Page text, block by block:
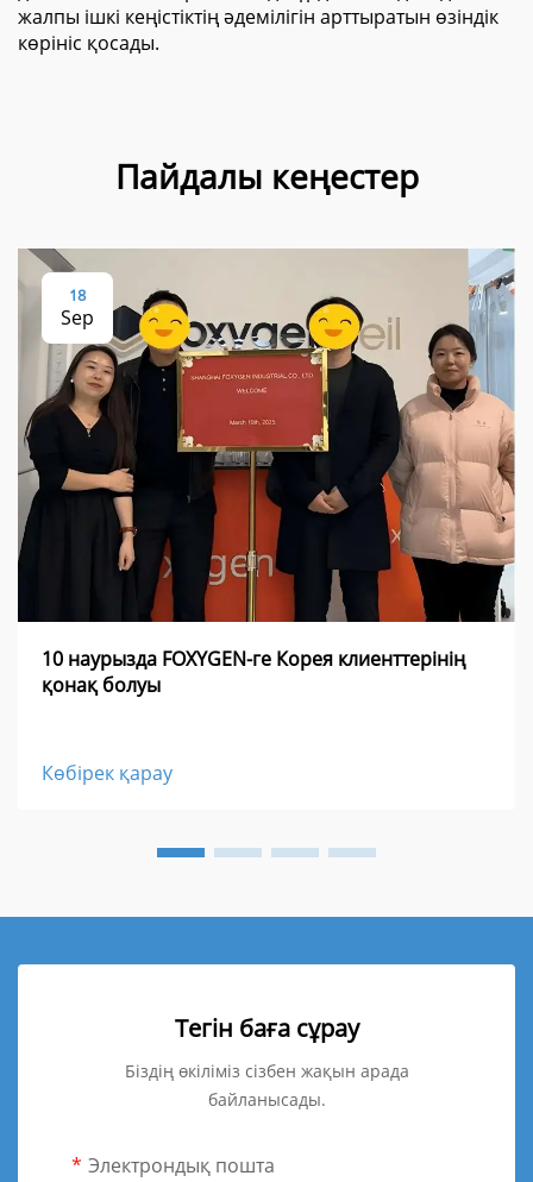
жалпы ішкі кеңістіктің әдемілігін арттыратын өзіндік
көрініс қосады.
Пайдалы кеңестер
18
Sep
10 наурызда FOXYGEN-ге Корея клиенттерінің
қонақ болуы
Көбірек қарау
Тегін баға сұрау
Біздің өкіліміз сізбен жақын арада
байланысады.
Электрондық пошта